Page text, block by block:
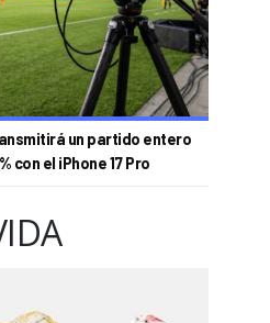
un partido entero
con el iPhone 17 Pro